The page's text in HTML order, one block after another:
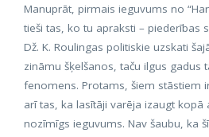
Manuprāt, pirmais ieguvums no
tieši tas, ko tu apraksti – piederības
Dž. K. Roulingas politiskie uzskati
zināmu šķelšanos, taču ilgus gadus
fenomens. Protams, šiem stāstiem
arī tas, ka lasītāji varēja izaugt
nozīmīgs ieguvums. Nav šaubu, ka